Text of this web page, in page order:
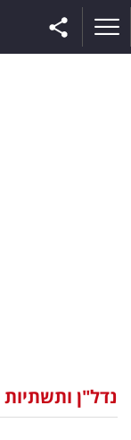
וצרכנות
נדל"ן ותשתיות